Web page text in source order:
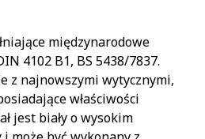
międzynarodowe
4102 B1, BS 5438/7837.
z najnowszymi wytycznymi,
właściwości
jest biały o wysokim